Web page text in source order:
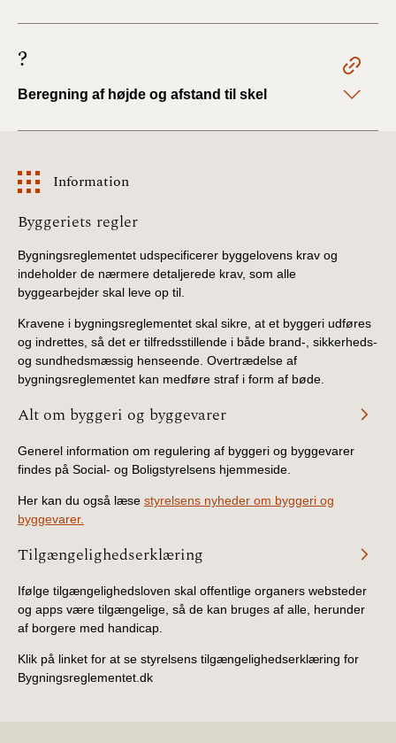
?
Beregning af højde og afstand til skel
Information
Information
Byggeriets regler
Bygningsreglementet udspecificerer byggelovens krav og
indeholder de nærmere detaljerede krav, som alle
byggearbejder skal leve op til.
Kravene i bygningsreglementet skal sikre, at et byggeri udføres
og indrettes, så det er tilfredsstillende i både brand-, sikkerheds-
og sundhedsmæssig henseende. Overtrædelse af
bygningsreglementet kan medføre straf i form af bøde.
Alt om byggeri og byggevarer
Generel information om regulering af byggeri og byggevarer
findes på Social- og Boligstyrelsens hjemmeside.
Her kan du også læse styrelsens nyheder om byggeri og
byggevarer.
Tilgængelighedserklæring
Ifølge tilgængelighedsloven skal offentlige organers websteder
og apps være tilgængelige, så de kan bruges af alle, herunder
af borgere med handicap.
Klik på linket for at se styrelsens tilgængelighedserklæring for
Bygningsreglementet.dk